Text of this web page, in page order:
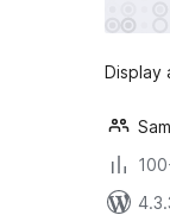
Display